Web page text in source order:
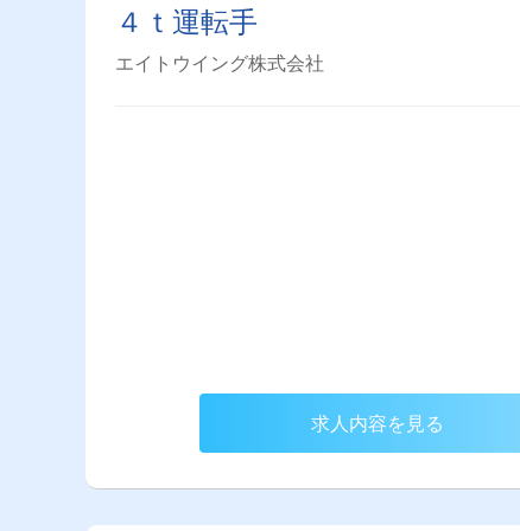
４ｔ運転手
エイトウイング株式会社
求人内容を見る